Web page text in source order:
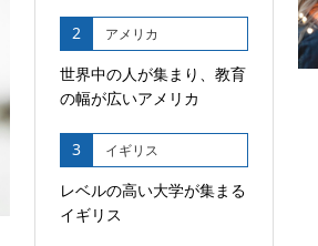
2 アメリカ
世界中の人が集まり、教育
の幅が広いアメリカ
3 イギリス
レベルの高い大学が集まる
イギリス